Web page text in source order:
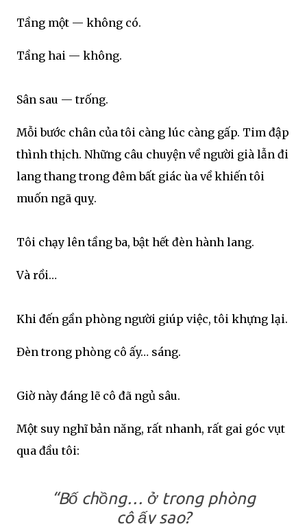
Tầng một — không có.
Tầng hai — không.
Sân sau — trống.
Mỗi bước chân của tôi càng lúc càng gấp. Tim đập
thình thịch. Những câu chuyện về người già lẫn đi
lang thang trong đêm bất giác ùa về khiến tôi
muốn ngã quỵ.
Tôi chạy lên tầng ba, bật hết đèn hành lang.
Và rồi…
Khi đến gần phòng người giúp việc, tôi khựng lại.
Đèn trong phòng cô ấy… sáng.
Giờ này đáng lẽ cô đã ngủ sâu.
Một suy nghĩ bản năng, rất nhanh, rất gai góc vụt
qua đầu tôi:
“Bố chồng… ở trong phòng
cô ấy sao?